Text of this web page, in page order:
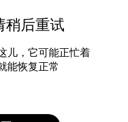
稍后重试
儿，它可能正忙着
能恢复正常